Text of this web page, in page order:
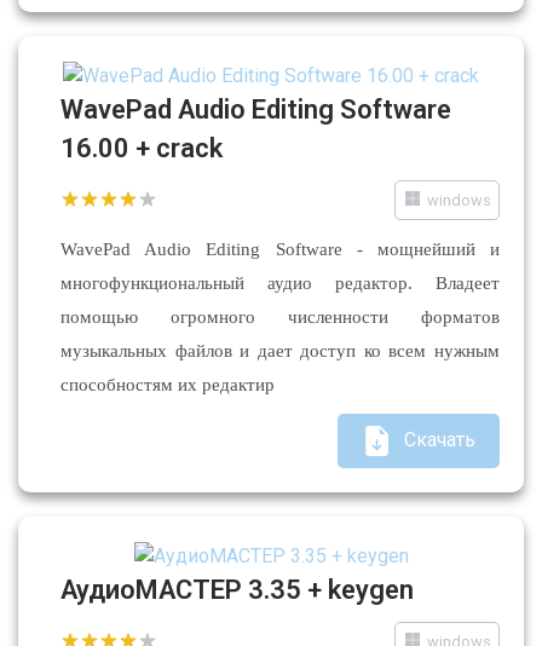
WavePad Audio Editing Software
16.00 + crack
windows
WavePad Audio Editing Software - мощнейший и
многофункциональный аудио редактор. Владеет
помощью огромного численности форматов
музыкальных файлов и дает доступ ко всем нужным
способностям их редактир
Скачать
АудиоМАСТЕР 3.35 + keygen
windows